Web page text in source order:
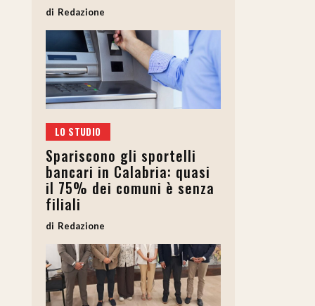
Redazione
LO STUDIO
Spariscono gli sportelli
bancari in Calabria: quasi
il 75% dei comuni è senza
filiali
Redazione